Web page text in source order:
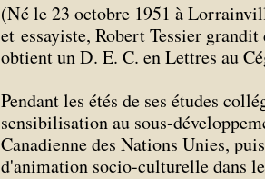
(Né le 23 octobre 1951 à
et essayiste, Robert Tessier
obtient un D. E. C. en Lettres au
Pendant les étés de ses études
sensibilisation au sous-
Canadienne des Nations Unies,
d'animation socio-culturelle dans